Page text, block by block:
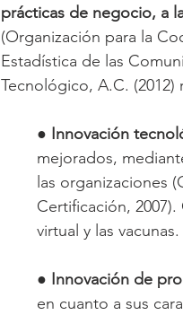
prácticas de negocio, a
(Organización para la
Estadística de las
Tecnológico, A.C.
● Innovación
mejorados,
las organizaciones
Certificación,
virtual y las vacunas.
● Innovación de
en cuanto a sus